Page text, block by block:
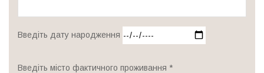
Введіть дату народження
Введіть місто фактичного проживання *